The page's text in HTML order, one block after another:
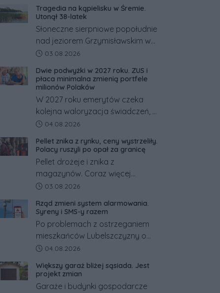
Tragedia na kąpielisku w Śremie.
Utonął 38-latek
Słoneczne sierpniowe popołudnie
nad jeziorem Grzymisławskim w
powiecie śremskim zakończyło
zdołały odwrócić nawet
natychmiastowe działania służb
ratunkowych.
Data dodania artykułu:
03.08.2026
Dwie podwyżki w 2027 roku. ZUS i
płaca minimalna zmienią portfele
milionów Polaków
W 2027 roku emerytów czeka
kolejna waloryzacja świadczeń, a
pracowników podwyżka płacy
tym zmianom zyskają.
Data dodania artykułu:
04.08.2026
Pellet znika z rynku, ceny wystrzeliły.
Polacy ruszyli po opał za granicę
Pellet drożeje i znika z
magazynów. Coraz więcej
Polaków szuka opału za granicą,
złotych tańszy niż w kraju. Co się
dzieje?
Data dodania artykułu:
03.08.2026
Rząd zmieni system alarmowania.
Syreny i SMS-y razem
Po problemach z ostrzeganiem
mieszkańców Lubelszczyzny o
rosyjskim zagrożeniu rząd
alarmowych, alertów RCB i
aplikacji w jeden system.
Data dodania artykułu:
04.08.2026
Większy garaż bliżej sąsiada. Jest
projekt zmian
Garaże i budynki gospodarcze